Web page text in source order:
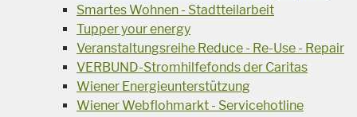
Smartes Wohnen - Stadtteilarbeit
Tupper your energy
Veranstaltungsreihe Reduce - Re-Use - Repair
VERBUND-Stromhilfefonds der Caritas
Wiener Energieunterstützung
Wiener Webflohmarkt - Servicehotline